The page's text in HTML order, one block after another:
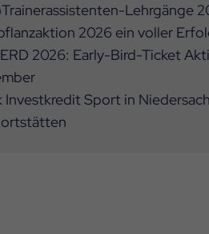
Lehrgänge
2026 ein voller
2026: Early-Bird-Ticket
Investkredit Sport in